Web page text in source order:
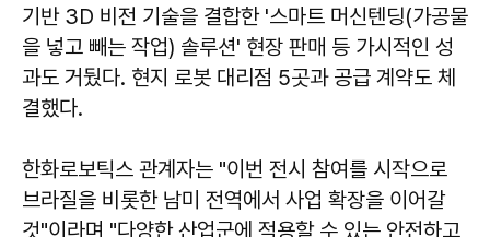
기반 3D 비전 기술을 결합한 '스마트 머신텐딩(가공물
을 넣고 빼는 작업) 솔루션' 현장 판매 등 가시적인 성
과도 거뒀다. 현지 로봇 대리점 5곳과 공급 계약도 체
결했다.
한화로보틱스 관계자는 "이번 전시 참여를 시작으로
브라질을 비롯한 남미 전역에서 사업 확장을 이어갈
것"이라며 "다양한 산업군에 적용할 수 있는 안전하고